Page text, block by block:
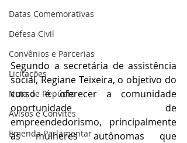
Datas Comemorativas
Defesa Civil
Convênios e Parcerias
Licitações
Nota de Repúdio
Avisos e Convites
Emenda Parlamentar
Segundo a secretária de assistência
social, Regiane Teixeira, o objetivo do
curso é oferecer a comunidade
oportunidade de
empreendedorismo, principalmente
às mulheres autônomas que